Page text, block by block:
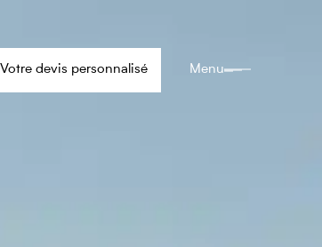
Votre devis personnalisé Menu